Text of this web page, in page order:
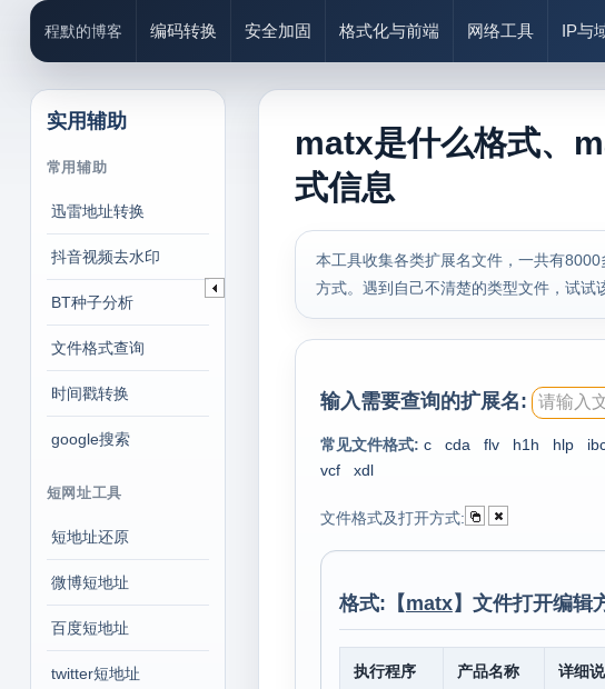
程默的博客 编码转换 安全加固 格式化与前端 网络工具 IP与
实用辅助
常用辅助
迅雷地址转换
抖音视频去水印
BT种子分析
文件格式查询
时间戳转换
google搜索
短网址工具
短地址还原
微博短地址
百度短地址
twitter短地址
matx是什么格式、
式信息
本工具收集各类扩展名文件，一共有
方式。遇到自己不清楚的类型文件，试试
输入需要查询的扩展名:
常见文件格式: c cda flv h1h hlp
vcf
xdl
文件格式及打开方式:
格式:【matx】文件打开编辑
执行程序 产品名称 详细